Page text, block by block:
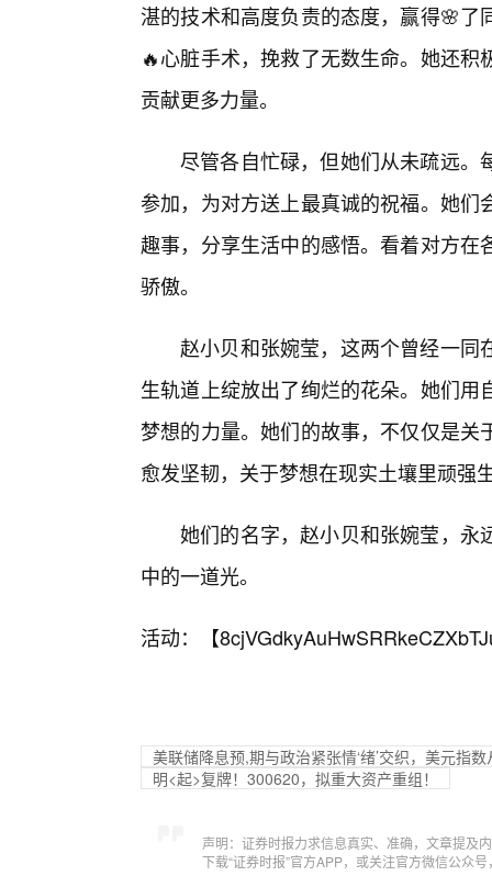
湛的技术和高度负责的态度，赢得🌸
🔥心脏手术，挽救了无数生命。她还
贡献更多力量。
尽管各自忙碌，但她们从未疏远。
参加，为对方送上最真诚的祝福。她
趣事，分享生活中的感悟。看着对方
骄傲。
赵小贝和张婉莹，这两个曾经一
生轨道上绽放出了绚烂的花朵。她们
梦想的力量。她们的故事，不仅仅是
愈发坚韧，关于梦想在现实土壤里顽强
她们的名字，赵小贝和张婉莹，永
中的一道光。
活动：【
美联储降息预,期与政治紧张情‘绪’交织，美元指
明<起>复牌！300620，拟重大资产重组！
声明：证券时报力求信息真实、准确，文章提及
下载“证券时报”官方APP，或关注官方微信公众